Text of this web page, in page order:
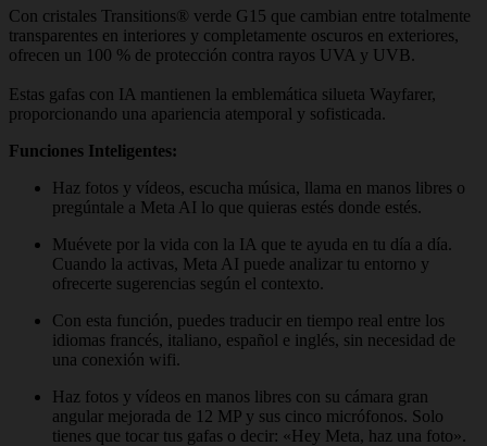
Con cristales Transitions® verde G15 que cambian entre totalmente
transparentes en interiores y completamente oscuros en exteriores,
ofrecen un 100 % de protección contra rayos UVA y UVB.
Estas gafas con IA mantienen la emblemática silueta Wayfarer,
proporcionando una apariencia atemporal y sofisticada.
Funciones Inteligentes:
Haz fotos y vídeos, escucha música, llama en manos libres o
pregúntale a Meta AI lo que quieras estés donde estés.
Muévete por la vida con la IA que te ayuda en tu día a día.
Cuando la activas, Meta AI puede analizar tu entorno y
ofrecerte sugerencias según el contexto.
Con esta función, puedes traducir en tiempo real entre los
idiomas francés, italiano, español e inglés, sin necesidad de
una conexión wifi.
Haz fotos y vídeos en manos libres con su cámara gran
angular mejorada de 12 MP y sus cinco micrófonos. Solo
tienes que tocar tus gafas o decir: «Hey Meta, haz una foto».